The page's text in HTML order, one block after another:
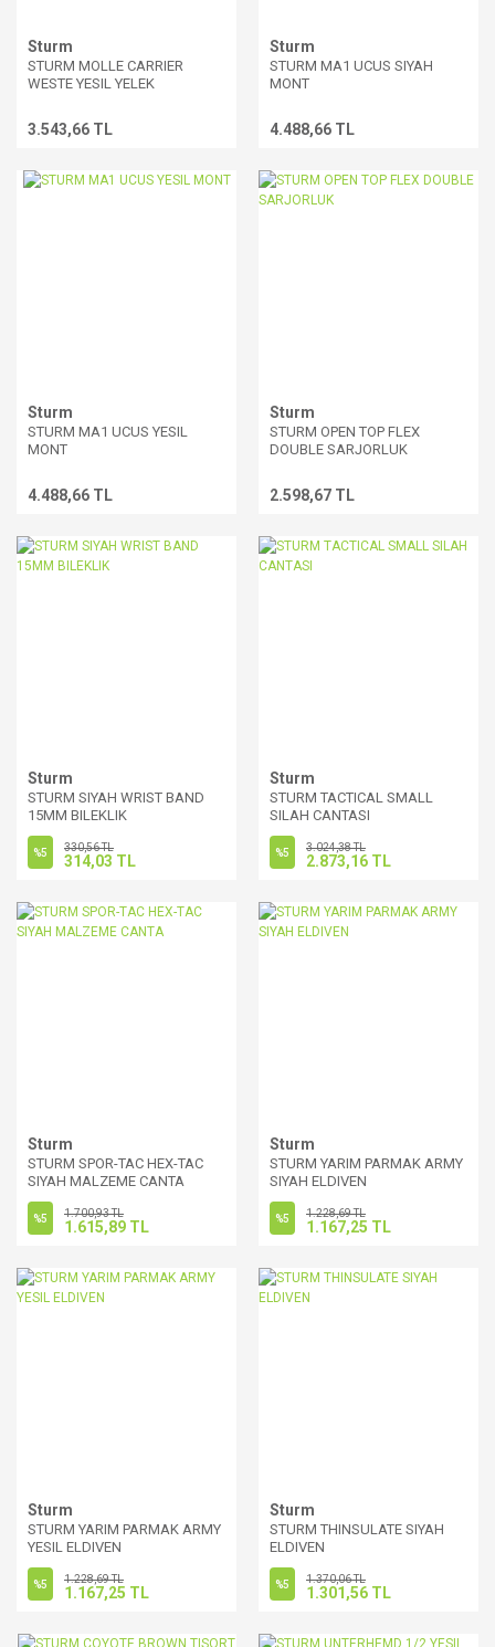
Sturm
STURM MOLLE CARRIER
WESTE YESIL YELEK
3.543,66 TL
Sturm
STURM MA1 UCUS SIYAH
MONT
4.488,66 TL
Sturm
STURM MA1 UCUS YESIL
MONT
4.488,66 TL
Sturm
STURM OPEN TOP FLEX
DOUBLE SARJORLUK
2.598,67 TL
Sturm
STURM SIYAH WRIST BAND
15MM BILEKLIK
%5 330,56 TL
314,03 TL
Sturm
STURM TACTICAL SMALL
SILAH CANTASI
%5 3.024,38 TL
2.873,16 TL
Sturm
STURM SPOR-TAC HEX-TAC
SIYAH MALZEME CANTA
%5 1.700,93 TL
1.615,89 TL
Sturm
STURM YARIM PARMAK ARMY
SIYAH ELDIVEN
%5 1.228,69 TL
1.167,25 TL
Sturm
STURM YARIM PARMAK ARMY
YESIL ELDIVEN
%5 1.228,69 TL
1.167,25 TL
Sturm
STURM THINSULATE SIYAH
ELDIVEN
%5 1.370,06 TL
1.301,56 TL